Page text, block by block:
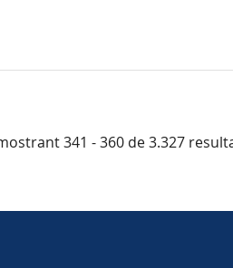
341 - 360 de 3.327